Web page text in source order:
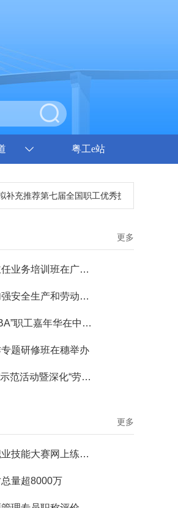
粤工e站
充推荐第七届全国职工优秀技术创新成果的公
更多
全省工人文化宫主任业务培训班在广州开班
全国总工会部署加强安全生产和劳动保护工作
2026广东工会“工BA”职工嘉年华在中山举行
题研修班在穗举办
2026年“引智助企”示范活动暨深化“劳模工匠进万企”专项行动启动
更多
第九届全国职工职业技能大赛网上练兵正式启动
量超8000万